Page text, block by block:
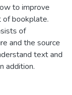
to improve
of bookplate.
of
and the source
text and
addition.